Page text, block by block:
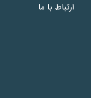
ارتباط با ما